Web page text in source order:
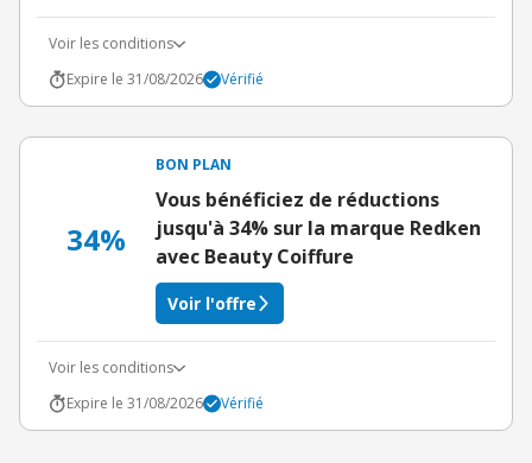
Voir les conditions
Expire le 31/08/2026
Vérifié
34%
BON PLAN
Vous bénéficiez de réductions
jusqu'à 34% sur la marque Redken
avec Beauty Coiffure
Voir l'offre
Voir les conditions
Expire le 31/08/2026
Vérifié